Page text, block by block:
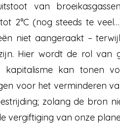
van
2°C (nog steeds te
niet aangeraakt –
Hier wordt de rol van
kapitalisme kan tonen
voor het verminderen
zolang de bron
vergiftiging van onze